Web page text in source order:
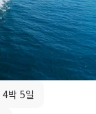
4박 5일